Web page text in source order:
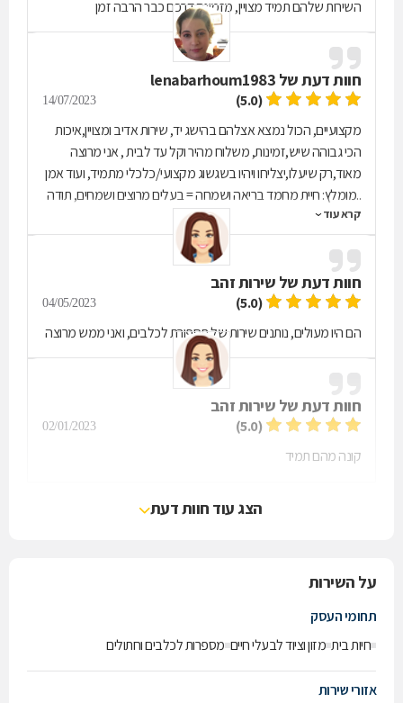
השירות שלהם תמיד מצויין, מזמינה דרכם כבר הרבה זמן
חוות דעת של lenabarhoum1983
(5.0)
14/07/2023
מקצועיים, הכול נמצא אצלהם בהישג יד, שירות אדיב ומצויין,איכות
הכי גבוהה שיש,זמינות, משלוח מהיר וקל עד לבית , אני מרוצה
מאוד,רק שיעלו,יצליחו ויהיו בשגשוג מקצועי/כלכלי מתמיד, ועוד אמן
..מומלץ: חיית מחמד בריאה ושמחה = בעלים מרוצים ושמחים, תודה
רבה לכם על הכול🔥🔥🔥🔥🌸🌸🌸🌸🤍
קרא עוד
חוות דעת של שירות זהב
(5.0)
04/05/2023
הם היו מעולים, נותנים שירות של תספורת לכלבים, ואני ממש מרוצה
חוות דעת של שירות זהב
(5.0)
02/01/2023
קונה מהם תמיד
הצג עוד חוות דעת
על השירות
תחומי העסק
חיות בית מזון וציוד לבעלי חיים מספרות לכלבים וחתולים
אזורי שירות